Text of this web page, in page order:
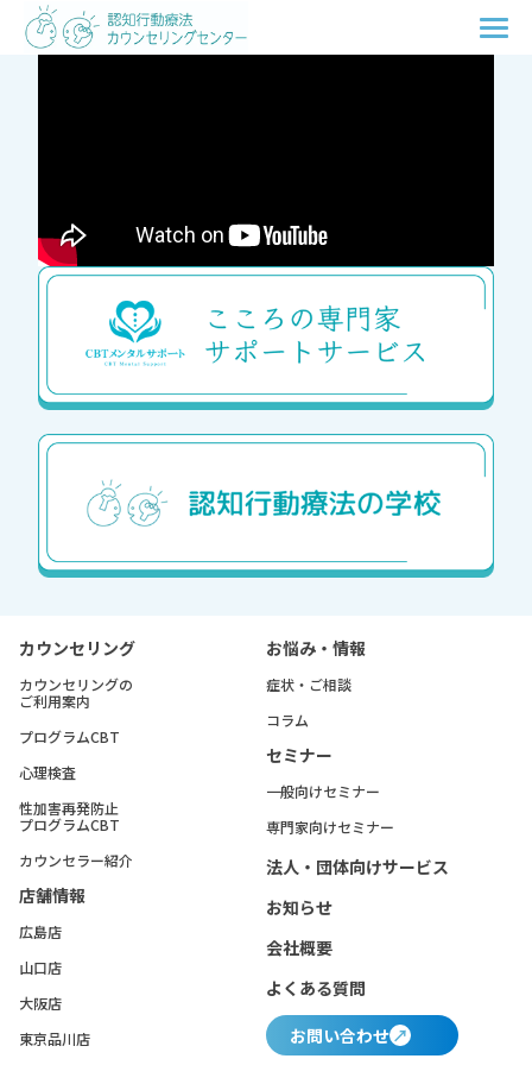
カウンセリング
カウンセリングの
ご利用案内
プログラムCBT
心理検査
性加害再発防止
プログラムCBT
カウンセラー紹介
店舗情報
広島店
山口店
大阪店
東京品川店
お悩み・情報
症状・ご相談
コラム
セミナー
一般向けセミナー
専門家向けセミナー
法人・団体向けサービス
お知らせ
会社概要
よくある質問
お問い合わせ